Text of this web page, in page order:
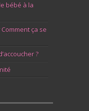
bébé à la
ça se
?